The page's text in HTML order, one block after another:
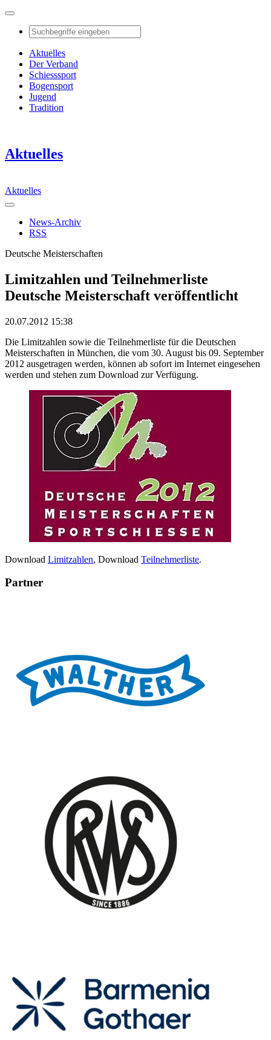
Aktuelles
Der Verband
Schiesssport
Bogensport
Jugend
Tradition
Aktuelles
Aktuelles
News-Archiv
RSS
Deutsche Meisterschaften
Limitzahlen und Teilnehmerliste
Deutsche Meisterschaft veröffentlicht
20.07.2012 15:38
Die Limitzahlen sowie die Teilnehmerliste für die Deutschen
Meisterschaften in München, die vom 30. August bis 09. September
2012 ausgetragen werden, können ab sofort im Internet eingesehen
werden und stehen zum Download zur Verfügung.
Download Limitzahlen, Download Teilnehmerliste.
Partner